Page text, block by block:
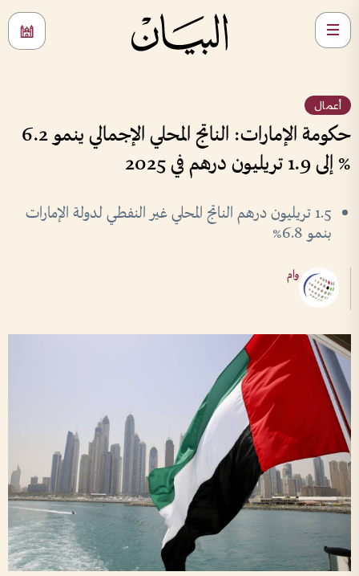
أعمال
حكومة الإمارات: الناتج المحلي الإجمالي ينمو 6.2
% إلى 1.9 تريليون درهم في 2025
1.5 تريليون درهم الناتج المحلي غير النفطي لدولة الإمارات
بنمو 6.8%
وام